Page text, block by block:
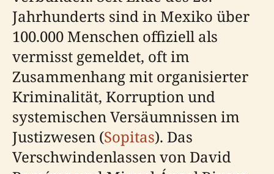
Jahrhunderts sind in Mexiko über
100.000 Menschen offiziell als
vermisst gemeldet, oft im
Zusammenhang mit organisierter
Kriminalität, Korruption und
systemischen Versäumnissen im
Justizwesen (Sopitas). Das
Verschwindenlassen von David